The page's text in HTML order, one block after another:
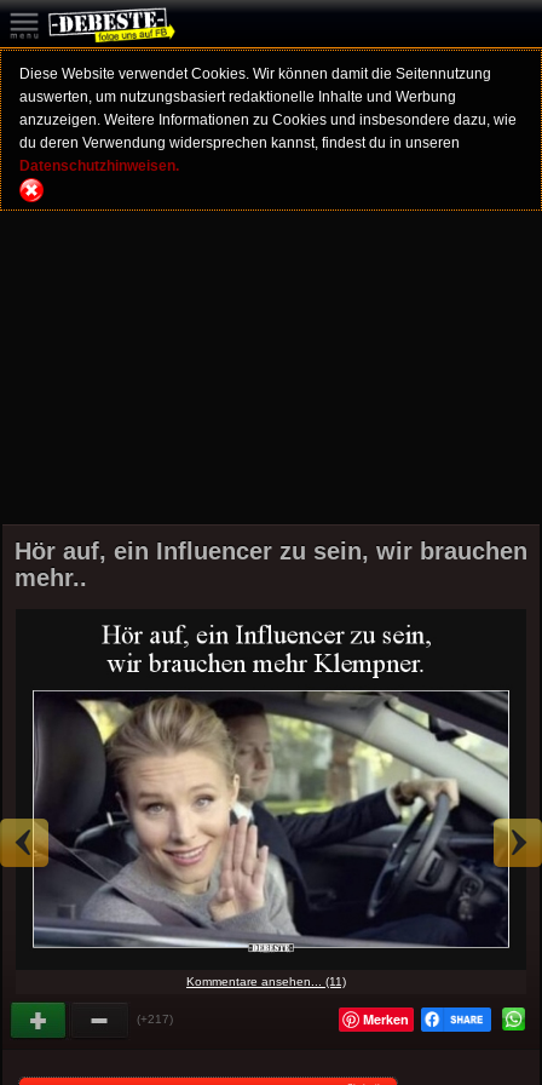
Diese Website verwendet Cookies. Wir können damit die Seitennutzung
auswerten, um nutzungsbasiert redaktionelle Inhalte und Werbung
anzuzeigen. Weitere Informationen zu Cookies und insbesondere dazu, wie
du deren Verwendung widersprechen kannst, findest du in unseren
Datenschutzhinweisen.
Hör auf, ein Influencer zu sein, wir brauchen
mehr..
Kommentare ansehen... (11)
(+217) Merken